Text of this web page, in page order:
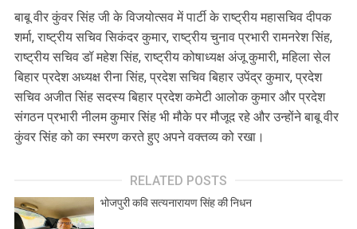
बाबू वीर कुंवर सिंह जी के विजयोत्सव में पार्टी के राष्ट्रीय महासचिव दीपक
शर्मा, राष्ट्रीय सचिव सिकंदर कुमार, राष्ट्रीय चुनाव प्रभारी रामनरेश सिंह,
राष्ट्रीय सचिव डॉ महेश सिंह, राष्ट्रीय कोषाध्यक्ष अंजू कुमारी, महिला सेल
बिहार प्रदेश अध्यक्ष रीना सिंह, प्रदेश सचिव बिहार उपेंद्र कुमार, प्रदेश
सचिव अजीत सिंह सदस्य बिहार प्रदेश कमेटी आलोक कुमार और प्रदेश
संगठन प्रभारी नीलम कुमार सिंह भी मौके पर मौजूद रहे और उन्होंने बाबू वीर
कुंवर सिंह को का स्मरण करते हुए अपने वक्तव्य को रखा।
RELATED POSTS
भोजपुरी कवि सत्यनारायण सिंह की निधन